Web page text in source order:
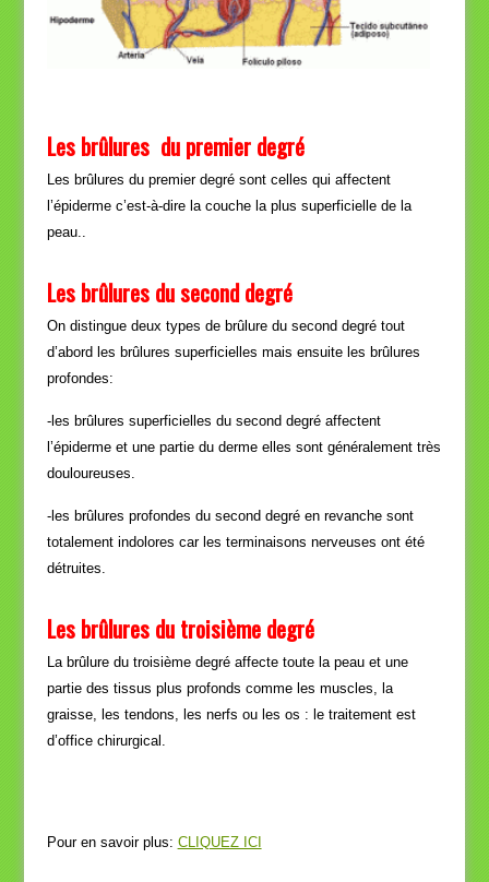
Les brûlures du premier degré
Les brûlures du premier degré sont celles qui affectent
l’épiderme c’est-à-dire la couche la plus superficielle de la
peau..
Les brûlures du second degré
On distingue deux types de brûlure du second degré tout
d’abord les brûlures superficielles mais ensuite les brûlures
profondes:
-les brûlures superficielles du second degré affectent
l’épiderme et une partie du derme elles sont généralement très
douloureuses.
-les brûlures profondes du second degré en revanche sont
totalement indolores car les terminaisons nerveuses ont été
détruites.
Les brûlures du troisième degré
La brûlure du troisième degré affecte toute la peau et une
partie des tissus plus profonds comme les muscles, la
graisse, les tendons, les nerfs ou les os : le traitement est
d’office chirurgical.
Pour en savoir plus: CLIQUEZ ICI